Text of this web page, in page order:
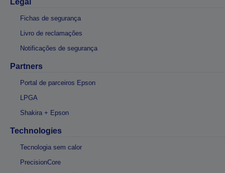
Legal
Fichas de segurança
Livro de reclamações
Notificações de segurança
Partners
Portal de parceiros Epson
LPGA
Shakira + Epson
Technologies
Tecnologia sem calor
PrecisionCore